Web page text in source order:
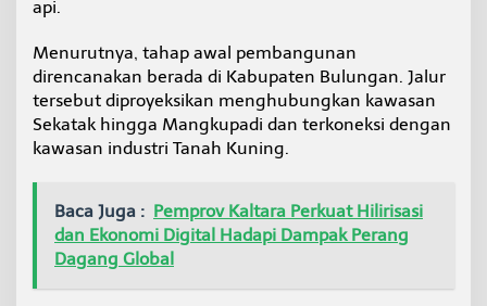
api.
Menurutnya, tahap awal pembangunan
direncanakan berada di Kabupaten Bulungan. Jalur
tersebut diproyeksikan menghubungkan kawasan
Sekatak hingga Mangkupadi dan terkoneksi dengan
kawasan industri Tanah Kuning.
Baca Juga : Pemprov Kaltara Perkuat Hilirisasi
dan Ekonomi Digital Hadapi Dampak Perang
Dagang Global